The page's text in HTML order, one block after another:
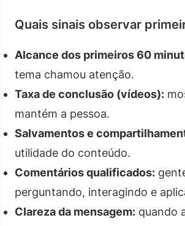
Quais sinais observar
Alcance dos primeiros 60
tema chamou atenção.
Taxa de conclusão (vídeos):
mantém a pessoa.
Salvamentos e
utilidade do conteúdo.
Comentários qualificados:
perguntando, interagindo e
Clareza da mensagem: quando